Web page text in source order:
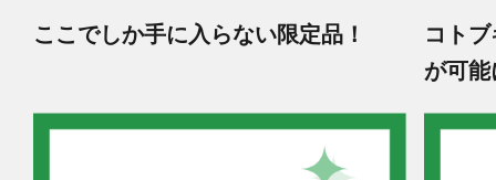
ここでしか手に入らない限定品！
コト
が可能